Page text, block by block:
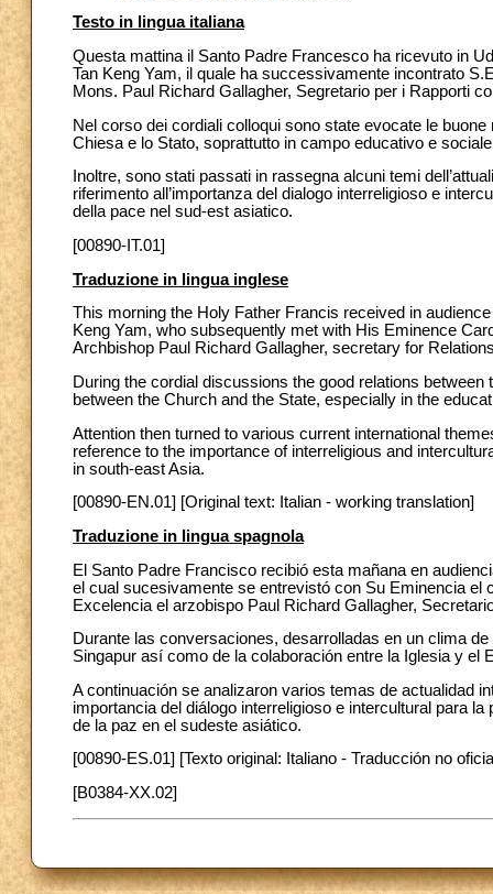
Testo in lingua italiana
Questa mattina il Santo Padre Francesco ha ricevuto in
Tan Keng Yam, il quale ha successivamente incontrato
Mons. Paul Richard Gallagher, Segretario per i Rapporti
Nel corso dei cordiali colloqui sono state evocate le
Chiesa e lo Stato, soprattutto in campo educativo e
Inoltre, sono stati passati in rassegna alcuni temi
riferimento all’importanza del dialogo interreligioso e
della pace nel sud-est asiatico.
[00890-IT.01]
Traduzione in lingua inglese
This morning the Holy Father Francis received in
Keng Yam, who subsequently met with His Eminence
Archbishop Paul Richard Gallagher, secretary for
During the cordial discussions the good relations
between the Church and the State, especially in the
Attention then turned to various current international
reference to the importance of interreligious and
in south-east Asia.
[00890-EN.01] [Original text: Italian - working translation]
Traduzione in lingua spagnola
El Santo Padre Francisco recibió esta mañana en
el cual sucesivamente se entrevistó con Su Eminencia el
Excelencia el arzobispo Paul Richard Gallagher,
Durante las conversaciones, desarrolladas en un clima
Singapur así como de la colaboración entre la Iglesia y el
A continuación se analizaron varios temas de actualidad
importancia del diálogo interreligioso e intercultural para
de la paz en el sudeste asiático.
[00890-ES.01] [Texto original: Italiano - Traducción no
[B0384-XX.02]